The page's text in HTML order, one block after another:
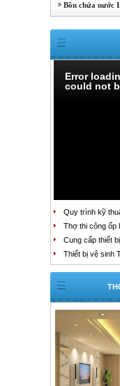
Bồn chứa nước
Error
could not
Quy trình kỹ
Thợ thi công ốp
Cung cấp thiết
Thiết bị vệ sinh